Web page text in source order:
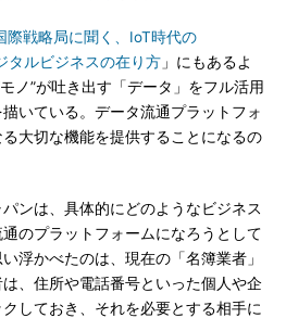
際戦略局に聞く、IoT時代の
タルビジネスの在り方 」にもあるよ
ノ”が吐き出す「データ」をフル活用
いている。データ流通プラットフォ
大切な機能を提供することになるの
ンは、具体的にどのようなビジネス
のプラットフォームになろうとして
浮かべたのは、現在の「名簿業者」
、住所や電話番号といった個人や企
しておき、それを必要とする相手に